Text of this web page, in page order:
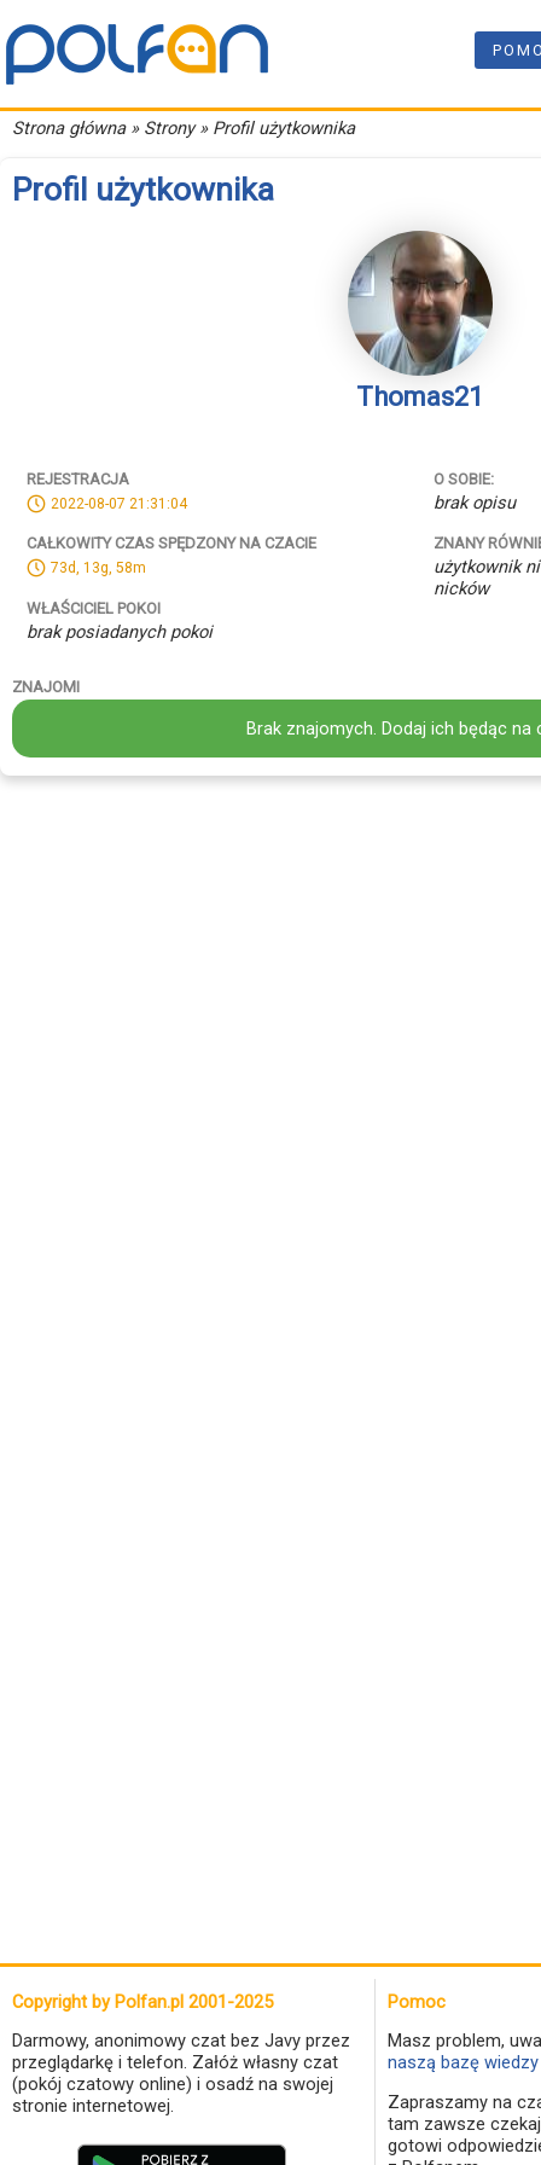
Strona główna» Strony » Profil użytkownika
Profil użytkownika
Thomas21
REJESTRACJA
2022-08-07 21:31:04
CAŁKOWITY CZAS SPĘDZONY NA CZACIE
73d, 13g, 58m
WŁAŚCICIEL POKOI
brak posiadanych pokoi
O SOBIE:
brak opisu
ZNANY
użytkownik
nicków
ZNAJOMI
Brak znajomych. Dodaj ich będąc na
Copyright by Polfan.pl 2001-2025
Darmowy, anonimowy czat bez Javy przez
przeglądarkę i telefon. Załóż własny czat
(pokój czatowy online) i osadź na swojej
stronie internetowej.
Pomoc
Masz problem,
naszą bazę
Zapraszamy na
tam zawsze
gotowi